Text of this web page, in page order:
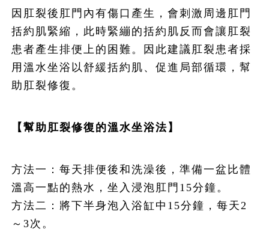
因肛裂後肛門內有傷口產生，會刺激周邊肛門
括約肌緊縮，此時緊繃的括約肌反而會讓肛裂
患者產生排便上的困難。因此建議肛裂患者採
用溫水坐浴以舒緩括約肌、促進局部循環，幫
助肛裂修復。
【幫助肛裂修復的溫水坐浴法】
方法一：每天排便後和洗澡後，準備一盆比體
溫高一點的熱水，坐入浸泡肛門15分鐘。
方法二：將下半身泡入浴缸中15分鐘，每天2
～3次。